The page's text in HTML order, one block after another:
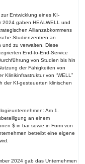
Entwicklung eines KI-
2024 gaben HEALWELL und
Allianzabkommens
Studienzentren an
und zu verwalten. Diese
End-to-End-Service
von Studien bis hin
der Fähigkeiten von
Klinikinfrastruktur von “WELL”
der KI-gesteuerten klinischen
Am 1.
an einem
$ in bar sowie in Form von
betreibt eine eigene
2024 gab das Unternehmen